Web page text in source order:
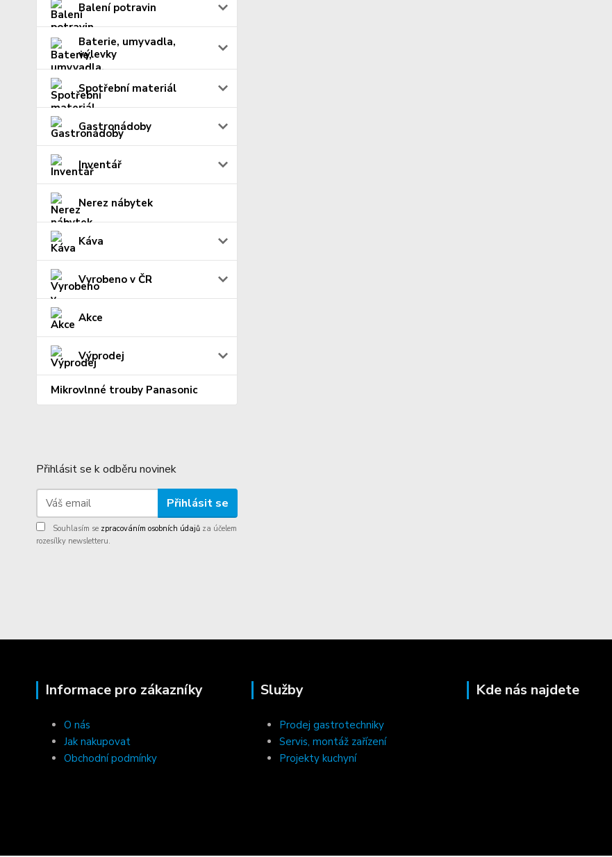
Balení potravin
Baterie, umyvadla,
výlevky
Spotřební materiál
Gastronádoby
Inventář
Nerez nábytek
Káva
Vyrobeno v ČR
Akce
Výprodej
Mikrovlnné trouby Panasonic
Přihlásit se k odběru novinek
Přihlásit se
Souhlasím se zpracováním osobních údajů za účelem
rozesílky newsletteru.
Informace pro zákazníky
O nás
Jak nakupovat
Obchodní podmínky
Služby
Prodej gastrotechniky
Servis, montáž zařízení
Projekty kuchyní
Kde nás najdete